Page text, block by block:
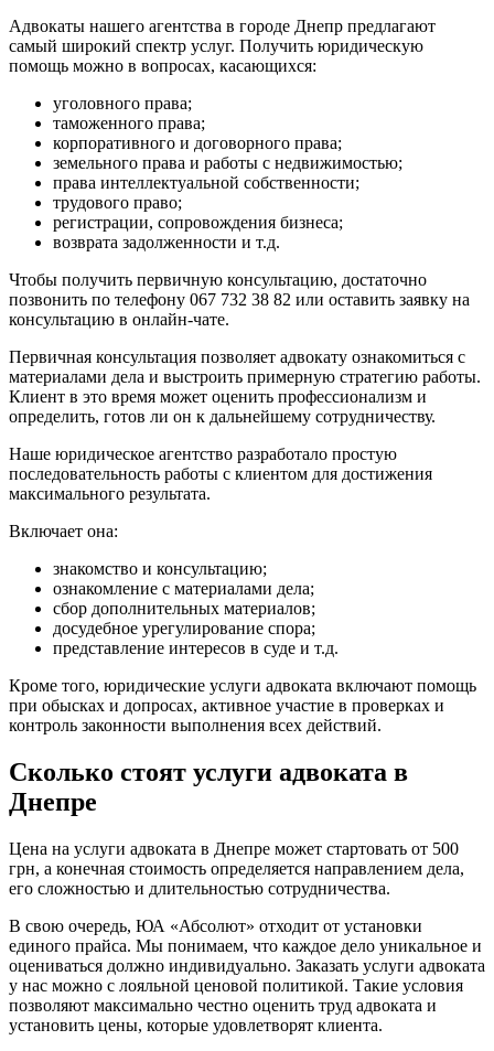
Адвокаты нашего агентства в городе Днепр предлагают
самый широкий спектр услуг. Получить юридическую
помощь можно в вопросах, касающихся:
уголовного права;
таможенного права;
корпоративного и договорного права;
земельного права и работы с недвижимостью;
права интеллектуальной собственности;
трудового право;
регистрации, сопровождения бизнеса;
возврата задолженности и т.д.
Чтобы получить первичную консультацию, достаточно
позвонить по телефону 067 732 38 82 или оставить заявку на
консультацию в онлайн-чате.
Первичная консультация позволяет адвокату ознакомиться с
материалами дела и выстроить примерную стратегию работы.
Клиент в это время может оценить профессионализм и
определить, готов ли он к дальнейшему сотрудничеству.
Наше юридическое агентство разработало простую
последовательность работы с клиентом для достижения
максимального результата.
Включает она:
знакомство и консультацию;
ознакомление с материалами дела;
сбор дополнительных материалов;
досудебное урегулирование спора;
представление интересов в суде и т.д.
Кроме того, юридические услуги адвоката включают помощь
при обысках и допросах, активное участие в проверках и
контроль законности выполнения всех действий.
Cколько стоят услуги адвоката в
Днепре
Цена на услуги адвоката в Днепре может стартовать от 500
грн, а конечная стоимость определяется направлением дела,
его сложностью и длительностью сотрудничества.
В свою очередь, ЮА «Абсолют» отходит от установки
единого прайса. Мы понимаем, что каждое дело уникальное и
оцениваться должно индивидуально. Заказать услуги адвоката
у нас можно с лояльной ценовой политикой. Такие условия
позволяют максимально честно оценить труд адвоката и
установить цены, которые удовлетворят клиента.